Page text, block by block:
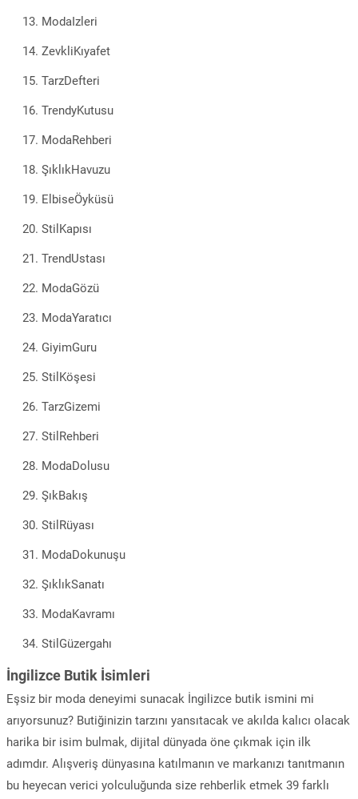
ModaIzleri
ZevkliKıyafet
TarzDefteri
TrendyKutusu
ModaRehberi
ŞıklıkHavuzu
ElbiseÖyküsü
StilKapısı
TrendUstası
ModaGözü
ModaYaratıcı
GiyimGuru
StilKöşesi
TarzGizemi
StilRehberi
ModaDolusu
ŞıkBakış
StilRüyası
ModaDokunuşu
ŞıklıkSanatı
ModaKavramı
StilGüzergahı
İngilizce Butik İsimleri
Eşsiz bir moda deneyimi sunacak İngilizce butik ismini mi
arıyorsunuz? Butiğinizin tarzını yansıtacak ve akılda kalıcı olacak
harika bir isim bulmak, dijital dünyada öne çıkmak için ilk
adımdır. Alışveriş dünyasına katılmanın ve markanızı tanıtmanın
bu heyecan verici yolculuğunda size rehberlik etmek 39 farklı